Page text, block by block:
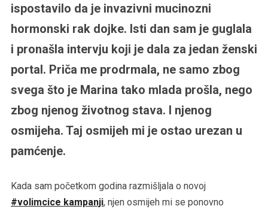
ispostavilo da je invazivni mucinozni
hormonski rak dojke. Isti dan sam je guglala
i pronašla intervju koji je dala za jedan ženski
portal. Priča me prodrmala, ne samo zbog
svega što je Marina tako mlada prošla, nego
zbog njenog životnog stava. I njenog
osmijeha. Taj osmijeh mi je ostao urezan u
pamćenje.
Kada sam početkom godina razmišljala o novoj
#volimcice kampanji, njen osmijeh mi se ponovno